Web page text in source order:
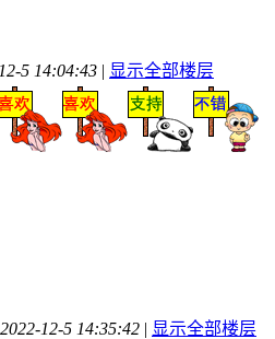
5 14:04:43 | 显示全部楼层
2022-12-5 14:35:42 | 显示全部楼层